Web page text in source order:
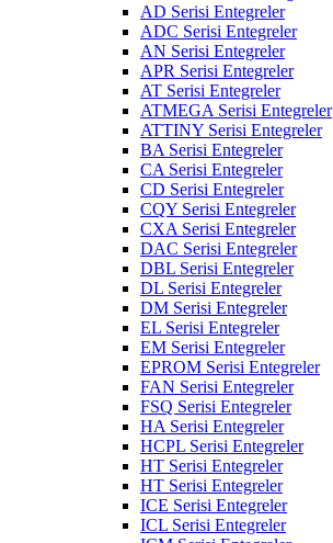
AD Serisi Entegreler
ADC Serisi Entegreler
AN Serisi Entegreler
APR Serisi Entegreler
AT Serisi Entegreler
ATMEGA Serisi Entegreler
ATTINY Serisi Entegreler
BA Serisi Entegreler
CA Serisi Entegreler
CD Serisi Entegreler
CQY Serisi Entegreler
CXA Serisi Entegreler
DAC Serisi Entegreler
DBL Serisi Entegreler
DL Serisi Entegreler
DM Serisi Entegreler
EL Serisi Entegreler
EM Serisi Entegreler
EPROM Serisi Entegreler
FAN Serisi Entegreler
FSQ Serisi Entegreler
HA Serisi Entegreler
HCPL Serisi Entegreler
HT Serisi Entegreler
HT Serisi Entegreler
ICE Serisi Entegreler
ICL Serisi Entegreler